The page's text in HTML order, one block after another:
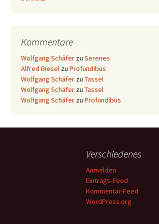
Kommentare
Wolfgang Schäfer zu Serenes
Alfred Biesel zu Profundibus
Wolfgang Schäfer zu Tassel
Wolfgang Schäfer zu Tassel
Wolfgang Schäfer zu Profundibus
Verschiedenes
Anmelden
Eintrags-Feed
Kommentar-Feed
WordPress.org